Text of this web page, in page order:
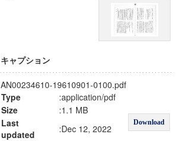
キャプション
AN00234610-19610901-0100.pdf
Type
:application/pdf
Download
Size
:1.1 MB
Last
updated
:Dec 12, 2022